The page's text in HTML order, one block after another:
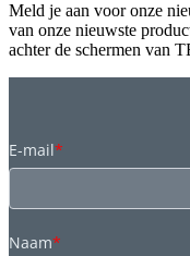
Meld je aan voor onze
van onze nieuwste
achter de schermen van
E-mail*
Naam*